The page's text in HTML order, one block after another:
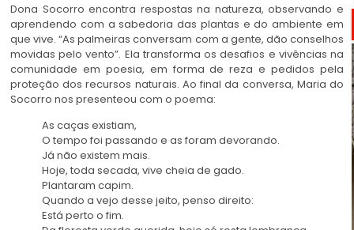
Dona Socorro encontra respostas na natureza, observando e
aprendendo com a sabedoria das plantas e do ambiente em
que vive. “As palmeiras conversam com a gente, dão conselhos
movidas pelo vento”. Ela transforma os desafios e vivências na
comunidade em poesia, em forma de reza e pedidos pela
proteção dos recursos naturais. Ao final da conversa, Maria do
Socorro nos presenteou com o poema:
As caças existiam,
O tempo foi passando e as foram devorando.
Já não existem mais.
Hoje, toda secada, vive cheia de gado.
Plantaram capim.
Quando a vejo desse jeito, penso direito:
Está perto o fim.